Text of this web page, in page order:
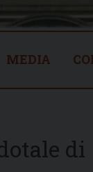
MEDIA
di